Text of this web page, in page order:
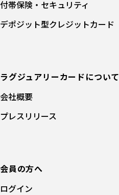
付帯保険・セキュリティ
デポジット型クレジットカード
ラグジュアリーカードについて
会社概要
プレスリリース
会員の方へ
ログイン